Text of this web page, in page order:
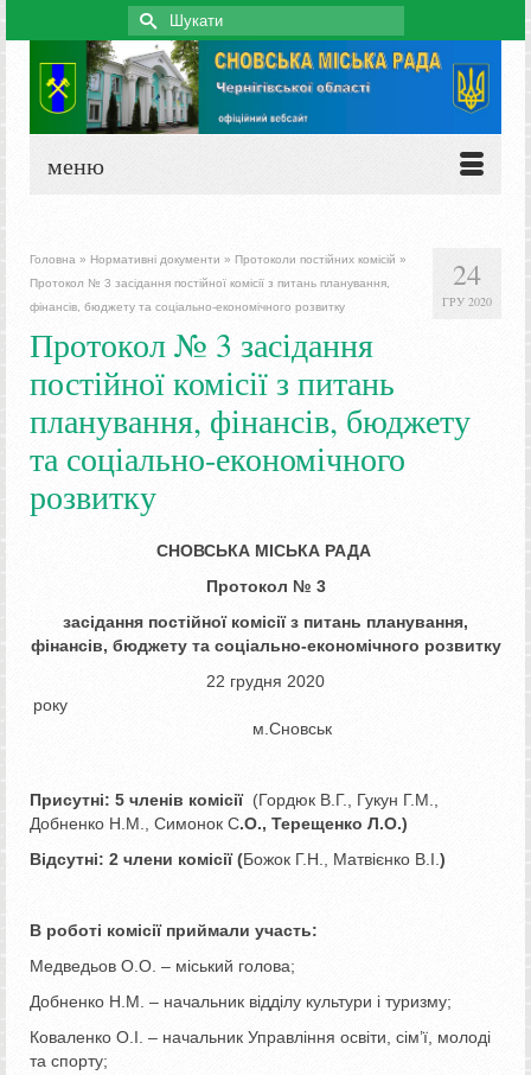
Search
for:
меню
24
ГРУ 2020
Головна » Нормативні документи » Протоколи постійних комісій »
Протокол № 3 засідання постійної комісії з питань планування,
фінансів, бюджету та соціально-економічного розвитку
Протокол № 3 засідання
постійної комісії з питань
планування, фінансів, бюджету
та соціально-економічного
розвитку
СНОВСЬКА МІСЬКА РАДА
Протокол № 3
засідання постійної комісіїз питань планування,
фінансів, бюджету та соціально-економічного розвитку
22 грудня 2020
року
м.Сновськ
Присутні: 5 членів комісії(Гордюк В.Г., Гукун Г.М.,
Добненко Н.М., Симонок С.О., Терещенко Л.О.)
Відсутні: 2 члени комісії(Божок Г.Н., Матвієнко В.І. )
В роботі комісії приймали участь:
Медведьов О.О. – міський голова;
Добненко Н.М. – начальник відділу культури і туризму;
Коваленко О.І. – начальник Управління освіти, сім’ї, молоді
та спорту;